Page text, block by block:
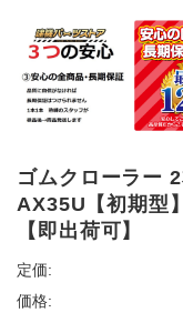
ゴムクローラー
AX35U【初期型
【即出荷可】
定価:
価格: